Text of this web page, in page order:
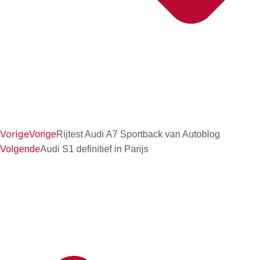
VorigeVorigeRijtest Audi A7 Sportback van Autoblog
VolgendeAudi S1 definitief in Parijs